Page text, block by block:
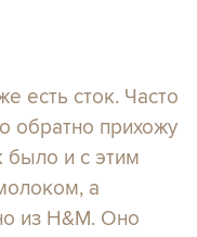
есть сток. Часто
обратно прихожу
было и с этим
а
из H&M. Оно